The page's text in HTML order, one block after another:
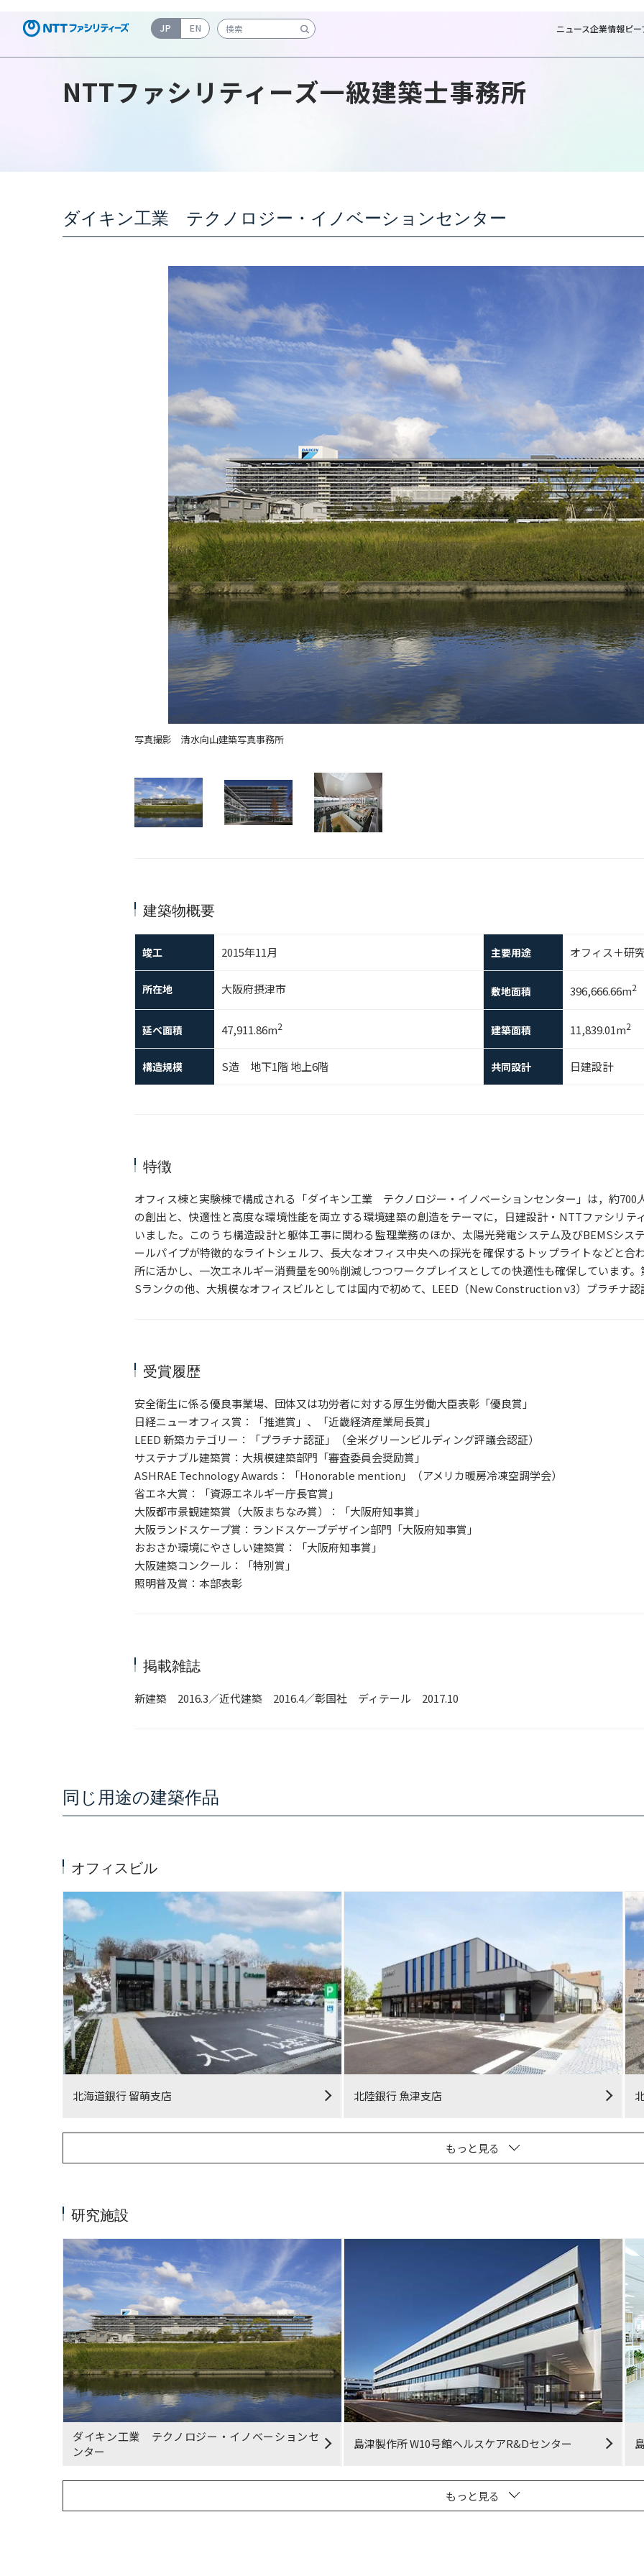
JP EN 検索キーワード入力 ニュース企業情報ピ
NTTファシリティーズ一級建築士事務所
NTTファシリティーズ一級建築士事務所
ダイキン工業 テクノロジー・イノベーションセンター
写真撮影 清水向山建築写真事務所
建築物概要
竣工 2015年11月 主要用途 オフィス＋研
所在地 大阪府摂津市 敷地面積 396,666.66m2
延べ面積 47,911.86m2 建築面積 11,839.01m2
構造規模 S造 地下1階 地上6階 共同設計 日建設計
特徴
オフィス棟と実験棟で構成される「ダイキン工業 テクノロジー・イノベーションセンター」は，約700
の創出と、快適性と高度な環境性能を両立する環境建築の創造をテーマに，日建設計・NTTファシリテ
いました。このうち構造設計と躯体工事に関わる監理業務のほか、太陽光発電システム及びBEMSシス
ールパイプが特徴的なライトシェルフ、長大なオフィス中央への採光を確保するトップライトなどと合
所に活かし、一次エネルギー消費量を90％削減しつつワークプレイスとしての快適性も確保しています
Sランクの他、大規模なオフィスビルとしては国内で初めて、LEED（New Construction v3）プラチナ
受賞履歴
安全衛生に係る優良事業場、団体又は功労者に対する厚生労働大臣表彰「優良賞」
日経ニューオフィス賞：「推進賞」、「近畿経済産業局長賞」
LEED 新築カテゴリー：「プラチナ認証」（全米グリーンビルディング評議会認証）
サステナブル建築賞：大規模建築部門「審査委員会奨励賞」
ASHRAE Technology Awards：「Honorable mention」（アメリカ暖房冷凍空調学会）
省エネ大賞：「資源エネルギー庁長官賞」
大阪都市景観建築賞（大阪まちなみ賞）：「大阪府知事賞」
大阪ランドスケープ賞：ランドスケープデザイン部門「大阪府知事賞」
おおさか環境にやさしい建築賞：「大阪府知事賞」
大阪建築コンクール：「特別賞」
照明普及賞：本部表彰
掲載雑誌
新建築 2016.3／近代建築 2016.4／彰国社 ディテール 2017.10
同じ用途の建築作品
オフィスビル
北海道銀行 留萌支店 北陸銀行 魚津支店
もっと見る
研究施設
ダイキン工業 テクノロジー・イノベーションセ
ンター
島津製作所 W10号館ヘルスケアR&Dセンター
もっと見る